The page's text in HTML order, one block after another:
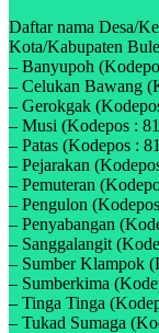
Daftar nama Desa/
Kota/Kabupaten
– Banyupoh
– Celukan Bawang
– Gerokgak
– Musi (Kodepos :
– Patas (Kodepos :
– Pejarakan
– Pemuteran
– Pengulon
– Penyabangan
– Sanggalangit
– Sumber Klampok
– Sumberkima
– Tinga Tinga
– Tukad Sumaga